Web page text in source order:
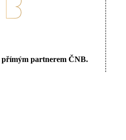
přímým partnerem ČNB.